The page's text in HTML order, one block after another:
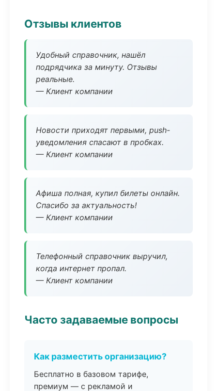
Отзывы клиентов
Удобный справочник, нашёл
подрядчика за минуту. Отзывы
реальные.
— Клиент компании
Новости приходят первыми, push-
уведомления спасают в пробках.
— Клиент компании
Афиша полная, купил билеты онлайн.
Спасибо за актуальность!
— Клиент компании
Телефонный справочник выручил,
когда интернет пропал.
— Клиент компании
Часто задаваемые вопросы
Как разместить организацию?
Бесплатно в базовом тарифе,
премиум — с рекламой и